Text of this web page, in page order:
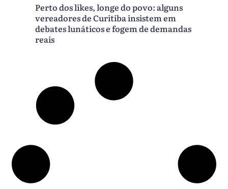
Perto dos likes, longe do povo: alguns
vereadores de Curitiba insistem em
debates lunáticos e fogem de demandas
reais